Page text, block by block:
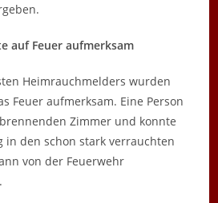
auf Feuer aufmerksam
Heimrauchmelders wurden
Feuer aufmerksam. Eine Person
Zimmer und konnte
in den schon stark verrauchten
von der Feuerwehr